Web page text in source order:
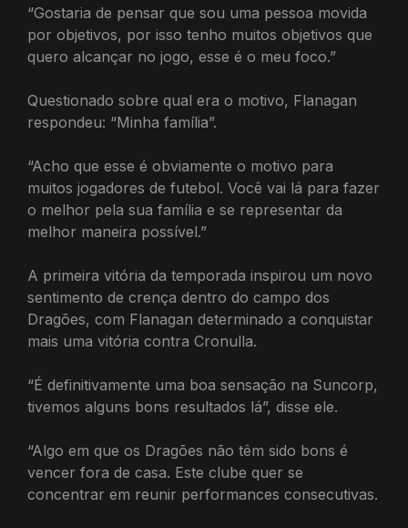
“Gostaria de pensar que sou uma pessoa movida
por objetivos, por isso tenho muitos objetivos que
quero alcançar no jogo, esse é o meu foco.”
Questionado sobre qual era o motivo, Flanagan
respondeu: “Minha família”.
“Acho que esse é obviamente o motivo para
muitos jogadores de futebol. Você vai lá para fazer
o melhor pela sua família e se representar da
melhor maneira possível.”
A primeira vitória da temporada inspirou um novo
sentimento de crença dentro do campo dos
Dragões, com Flanagan determinado a conquistar
mais uma vitória contra Cronulla.
“É definitivamente uma boa sensação na Suncorp,
tivemos alguns bons resultados lá”, disse ele.
“Algo em que os Dragões não têm sido bons é
vencer fora de casa. Este clube quer se
concentrar em reunir performances consecutivas.